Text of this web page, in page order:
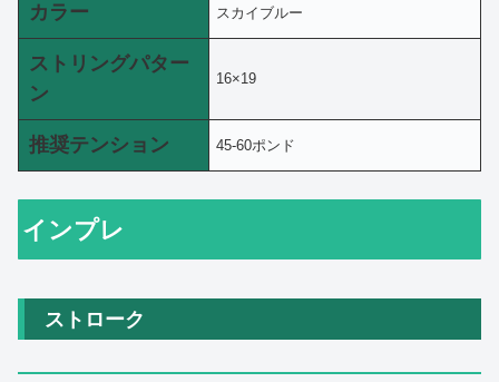
カラー スカイブルー
ストリングパター
ン
16×19
推奨テンション 45-60ポンド
インプレ
ストローク